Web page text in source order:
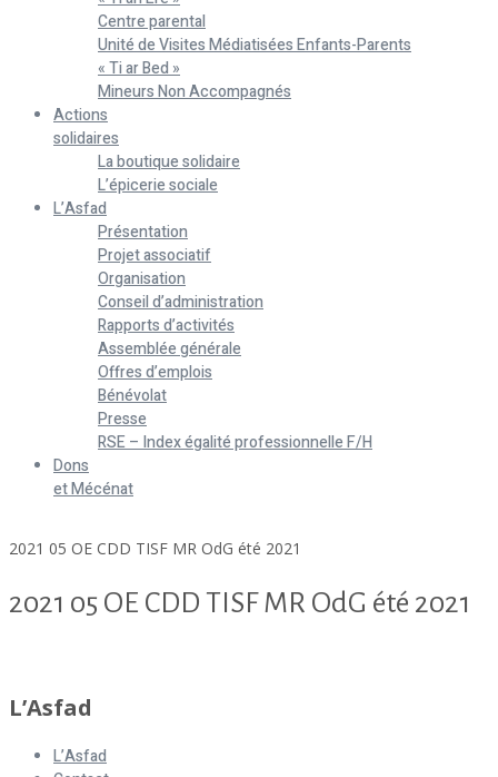
Centre parental
Unité de Visites Médiatisées Enfants-Parents
« Ti ar Bed »
Mineurs Non Accompagnés
Actions
solidaires
La boutique solidaire
L’épicerie sociale
L’Asfad
Présentation
Projet associatif
Organisation
Conseil d’administration
Rapports d’activités
Assemblée générale
Offres d’emplois
Bénévolat
Presse
RSE – Index égalité professionnelle F/H
Dons
et Mécénat
2021 05 OE CDD TISF MR OdG été 2021
2021 05 OE CDD TISF MR OdG été 2021
L’Asfad
L’Asfad